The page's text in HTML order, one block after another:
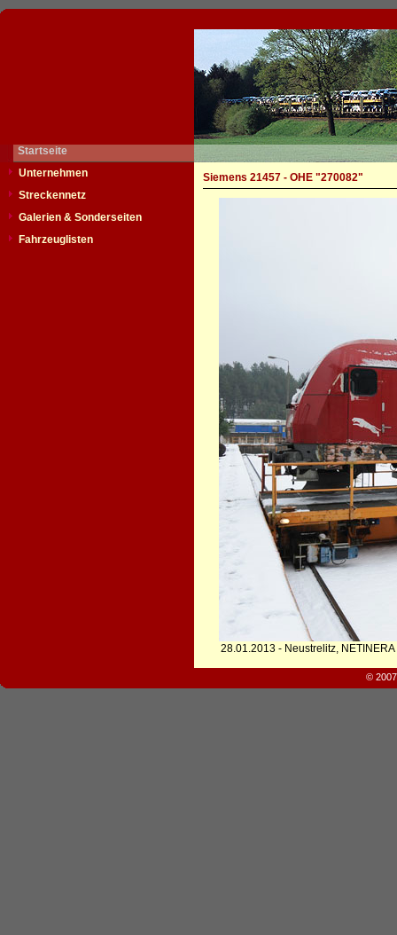
Startseite
Unternehmen
Streckennetz
Galerien & Sonderseiten
Fahrzeuglisten
Siemens 21457 - OHE "270082"
28.01.2013 - Neustrelitz, NETINERA
©